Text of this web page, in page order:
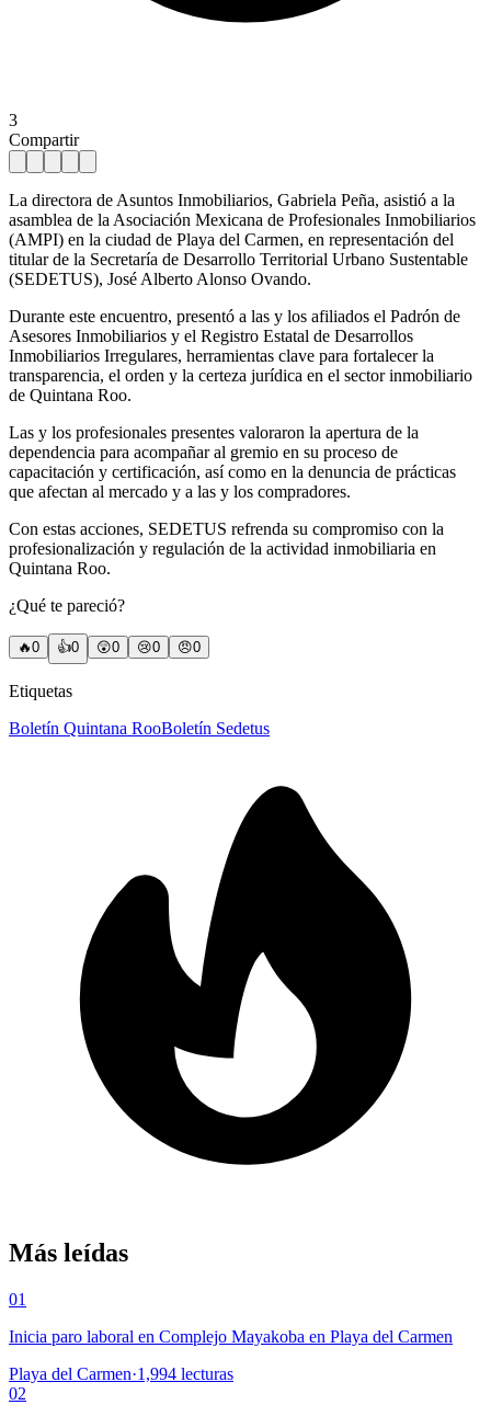
3
Compartir
La directora de Asuntos Inmobiliarios, Gabriela Peña, asistió a la
asamblea de la Asociación Mexicana de Profesionales Inmobiliarios
(AMPI) en la ciudad de Playa del Carmen, en representación del
titular de la Secretaría de Desarrollo Territorial Urbano Sustentable
(SEDETUS), José Alberto Alonso Ovando.
Durante este encuentro, presentó a las y los afiliados el Padrón de
Asesores Inmobiliarios y el Registro Estatal de Desarrollos
Inmobiliarios Irregulares, herramientas clave para fortalecer la
transparencia, el orden y la certeza jurídica en el sector inmobiliario
de Quintana Roo.
Las y los profesionales presentes valoraron la apertura de la
dependencia para acompañar al gremio en su proceso de
capacitación y certificación, así como en la denuncia de prácticas
que afectan al mercado y a las y los compradores.
Con estas acciones, SEDETUS refrenda su compromiso con la
profesionalización y regulación de la actividad inmobiliaria en
Quintana Roo.
¿Qué te pareció?
🔥0 👍0 😲0 😢0 😠0
Etiquetas
Boletín Quintana RooBoletín Sedetus
Más leídas
01
Inicia paro laboral en Complejo Mayakoba en Playa del Carmen
Playa del Carmen·1,994 lecturas
02